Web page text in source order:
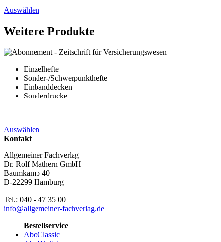
Auswählen
Weitere Produkte
Einzelhefte
Sonder-/Schwerpunkthefte
Einbanddecken
Sonderdrucke
Auswählen
Kontakt
Allgemeiner Fachverlag
Dr. Rolf Mathern GmbH
Baumkamp 40
D-22299 Hamburg
Tel.: 040 - 47 35 00
info@allgemeiner-fachverlag.de
Bestellservice
AboClassic